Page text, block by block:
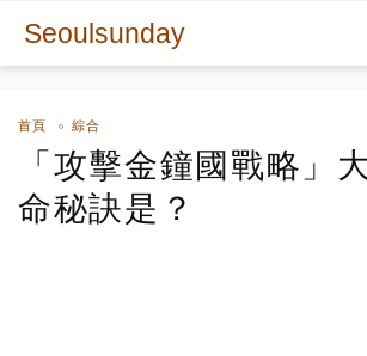
Seoulsunday
首頁 綜合
「攻擊金鐘國戰略」
命秘訣是？